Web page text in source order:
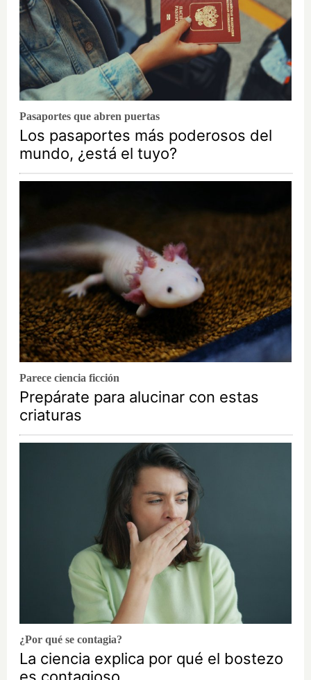
Pasaportes que abren puertas
Los pasaportes más poderosos del
mundo, ¿está el tuyo?
Parece ciencia ficción
Prepárate para alucinar con estas
criaturas
¿Por qué se contagia?
La ciencia explica por qué el bostezo